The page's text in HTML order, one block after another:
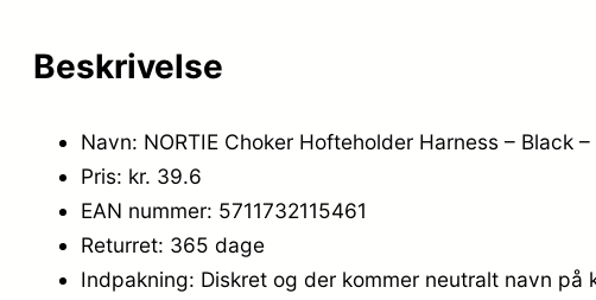
Beskrivelse
Navn: NORTIE Choker Hofteholder Harness – Black –
Pris: kr. 39.6
EAN nummer: 5711732115461
Returret: 365 dage
Indpakning: Diskret og der kommer neutralt navn på